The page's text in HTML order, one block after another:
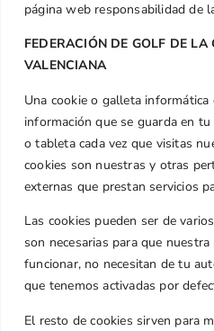
página web responsabilidad de
FEDERACIÓN DE GOLF DE
VALENCIANA
Una cookie o galleta
información que se guarda en
o tableta cada vez que visitas
cookies son nuestras y otras
externas que prestan servicios
Las cookies pueden ser de
son necesarias para que
funcionar, no necesitan de tu
que tenemos activadas por
El resto de cookies sirven para
Centre de L´Esport,
Caballero, Nº 5,
+34 961
Aviso